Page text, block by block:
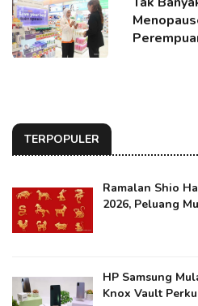
TERPOPULER
Ramalan Shio
2026, Peluang
HP Samsung
Knox Vault